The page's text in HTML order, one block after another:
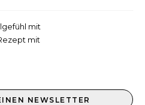
mit
mit
NEWSLETTER